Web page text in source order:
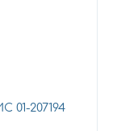
207194